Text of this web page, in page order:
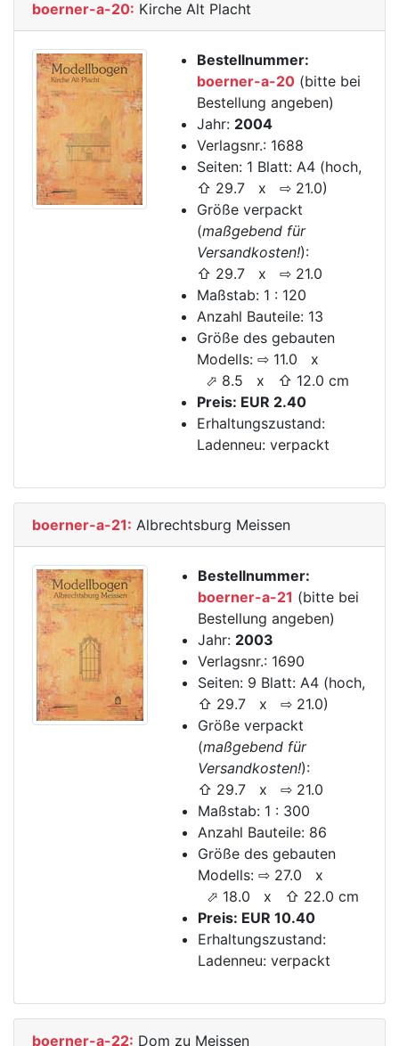
boerner-a-20: Kirche Alt Placht
Bestellnummer:
boerner-a-20 (bitte bei
Bestellung angeben)
Jahr: 2004
Verlagsnr.: 1688
Seiten: 1 Blatt: A4 (hoch,
⇧ 29.7 x ⇨ 21.0)
Größe verpackt
(maßgebend für
Versandkosten!):
⇧ 29.7 x ⇨ 21.0
Maßstab: 1 : 120
Anzahl Bauteile: 13
Größe des gebauten
Modells: ⇨ 11.0 x
⬀ 8.5 x ⇧ 12.0 cm
Preis: EUR 2.40
Erhaltungszustand:
Ladenneu: verpackt
boerner-a-21: Albrechtsburg Meissen
Bestellnummer:
boerner-a-21 (bitte bei
Bestellung angeben)
Jahr: 2003
Verlagsnr.: 1690
Seiten: 9 Blatt: A4 (hoch,
⇧ 29.7 x ⇨ 21.0)
Größe verpackt
(maßgebend für
Versandkosten!):
⇧ 29.7 x ⇨ 21.0
Maßstab: 1 : 300
Anzahl Bauteile: 86
Größe des gebauten
Modells: ⇨ 27.0 x
⬀ 18.0 x ⇧ 22.0 cm
Preis: EUR 10.40
Erhaltungszustand:
Ladenneu: verpackt
boerner-a-22: Dom zu Meissen